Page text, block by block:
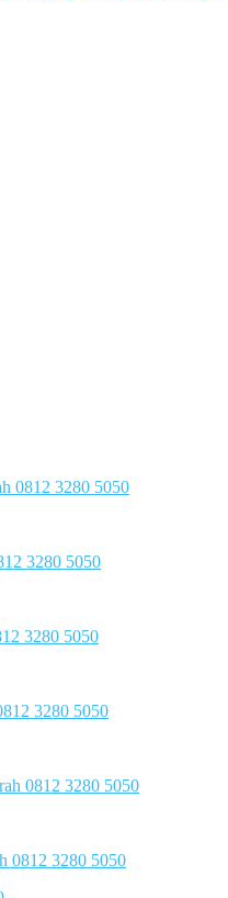
0812 3280 5050
3280 5050
3280 5050
3280 5050
0812 3280 5050
0812 3280 5050